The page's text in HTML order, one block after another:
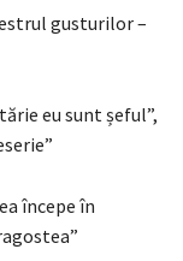
gusturilor –
eu sunt șeful”,
începe în